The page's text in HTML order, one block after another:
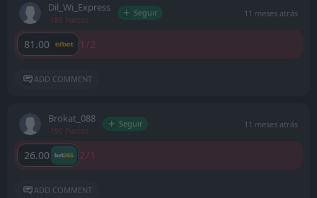
Dil_Wi_Express
-185 Puntos
Seguir 11 meses atrás
81.00 1/2
ADD COMMENT
Brokat_088
-190 Puntos
Seguir 11 meses atrás
26.00 2/1
ADD COMMENT